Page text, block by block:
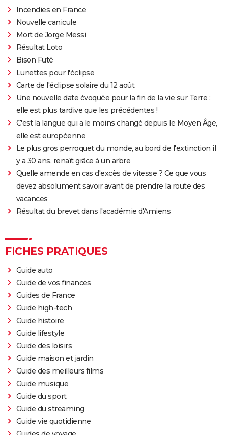
Incendies en France
Nouvelle canicule
Mort de Jorge Messi
Résultat Loto
Bison Futé
Lunettes pour l'éclipse
Carte de l'éclipse solaire du 12 août
Une nouvelle date évoquée pour la fin de la vie sur Terre :
elle est plus tardive que les précédentes !
C'est la langue qui a le moins changé depuis le Moyen Âge,
elle est européenne
Le plus gros perroquet du monde, au bord de l'extinction il
y a 30 ans, renaît grâce à un arbre
Quelle amende en cas d'excès de vitesse ? Ce que vous
devez absolument savoir avant de prendre la route des
vacances
Résultat du brevet dans l'académie d'Amiens
FICHES PRATIQUES
Guide auto
Guide de vos finances
Guides de France
Guide high-tech
Guide histoire
Guide lifestyle
Guide des loisirs
Guide maison et jardin
Guide des meilleurs films
Guide musique
Guide du sport
Guide du streaming
Guide vie quotidienne